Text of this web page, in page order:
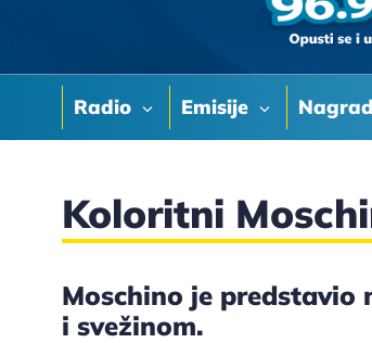
Radio Emisije
Koloritni
Moschino je
i svežinom.